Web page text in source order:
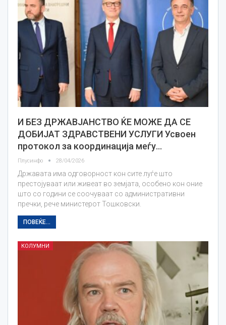
И БЕЗ ДРЖАВЈАНСТВО ЌЕ МОЖЕ ДА СЕ
ДОБИЈАТ ЗДРАВСТВЕНИ УСЛУГИ Усвоен
протокол за координација меѓу…
Плусинфо 28/04/2026
Државата има одговорност кон сите луѓе што
престојуваат или живеат во земјата, особено кон оние
што со години се соочуваат со административни
пречки, рече министерот Тошковски.
ПОВЕЌЕ...
КОЛУМНИ